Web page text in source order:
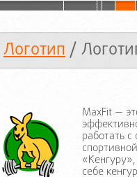
Логотип/
MaxFit —
работать
себе